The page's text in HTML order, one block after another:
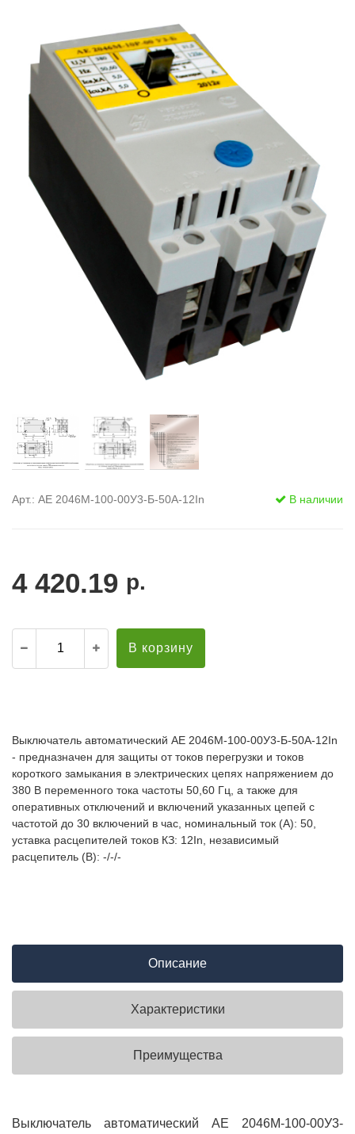
диэлектрические
Стремянки с
Стремянки с
опорой
Ширмы
РЗА (шторы)
Штендеры
Щиты
Арт.: АЕ 2046М-100-00У3-Б-50А-12In В наличии
4 420.19 р.
В корзину
Выключатель автоматический АЕ 2046М-100-00У3-Б-50А-12In
- предназначен для защиты от токов перегрузки и токов
короткого замыкания в электрических цепях напряжением до
380 В переменного тока частоты 50,60 Гц, а также для
оперативных отключений и включений указанных цепей с
частотой до 30 включений в час, номинальный ток (А): 50,
уставка расцепителей токов КЗ: 12In, независимый
расцепитель (В): -/-/-
Описание
Характеристики
Преимущества
Выключатель автоматический АЕ 2046М-100-00У3-